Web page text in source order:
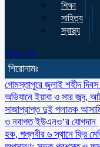
শিক্ষা
সাহিত্য
স্বাস্থ্য
Live Tv
শিরোনামঃ
গোমস্তাপুরে জুলাই শহীদ দিবস
অভিযানে ইয়াবা ও সার জব্দ,
সাজাপ্রাপ্ত দুই পলাতক
ও নবাগত ইউএনও’র যোগদান ‎
হক, পল্লবীর ৬ স্থানে ফ্রি